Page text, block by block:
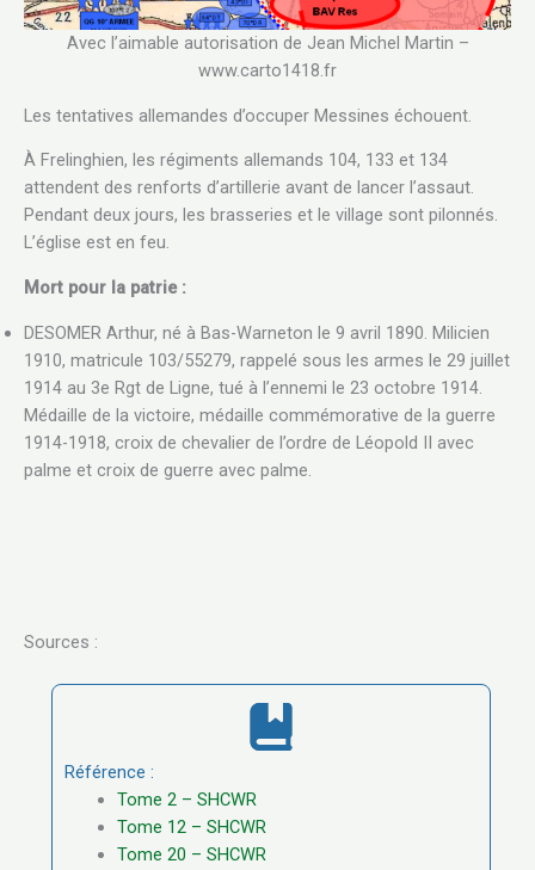
Avec l’aimable autorisation de Jean Michel Martin –
www.carto1418.fr
Les tentatives allemandes d’occuper Messines échouent.
À Frelinghien, les régiments allemands 104, 133 et 134
attendent des renforts d’artillerie avant de lancer l’assaut.
Pendant deux jours, les brasseries et le village sont pilonnés.
L’église est en feu.
Mort pour la patrie :
DESOMER Arthur, né à Bas-Warneton le 9 avril 1890. Milicien
1910, matricule 103/55279, rappelé sous les armes le 29 juillet
1914 au 3e Rgt de Ligne, tué à l’ennemi le 23 octobre 1914.
Médaille de la victoire, médaille commémorative de la guerre
1914-1918, croix de chevalier de l’ordre de Léopold II avec
palme et croix de guerre avec palme.
Sources :
Référence :
Tome 2 – SHCWR
Tome 12 – SHCWR
Tome 20 – SHCWR